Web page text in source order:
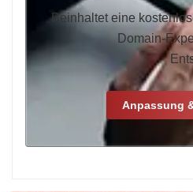
Beinhaltet eine
Domain-
Anpassung